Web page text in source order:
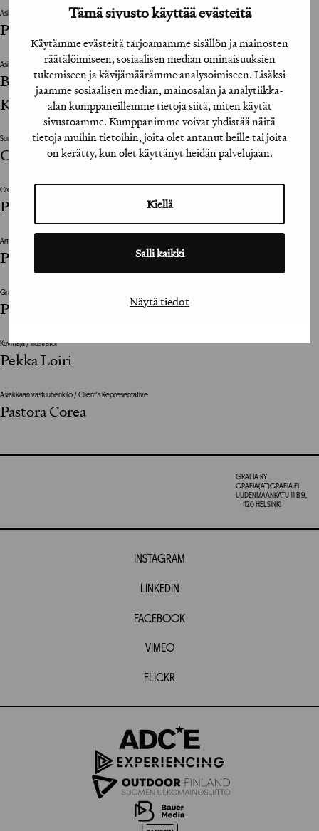
Tämä sivusto käyttää evästeitä
Käytämme evästeitä tarjoamamme sisällön ja mainosten
räätälöimiseen, sosiaalisen median ominaisuuksien
tukemiseen ja kävijämäärämme analysoimiseen. Lisäksi
jaamme sosiaalisen median, mainosalan ja analytiikka-
alan kumppaneillemme tietoja siitä, miten käytät
sivustoamme. Kumppanimme voivat yhdistää näitä
tietoja muihin tietoihin, joita olet antanut heille tai joita
on kerätty, kun olet käyttänyt heidän palvelujaan.
Kiellä
Salli kaikki
Näytä tiedot
Asiakkaan vastuuhenkilö / Client's Representative
Pastora Corea
Asiakas / Client
Bogota Museum of Modern Art / Galeria Altan
Klamovka
Suunnittelutoimisto / Design Agency
Original Loiri Oy
Creative Director
Pekka Loiri
Art Director
Pekka Loiri
Graafinen suunnittelija / Graphic Designer
Pekka Loiri
Kuvittaja / Illustrator
Pekka Loiri
Asiakkaan vastuuhenkilö / Client's Representative
Pastora Corea
GRAFIA RY
GRAFIA(AT)GRAFIA.FI
UUDENMAANKATU 11 B 9,
00120 HELSINKI
INSTAGRAM
LINKEDIN
FACEBOOK
VIMEO
FLICKR